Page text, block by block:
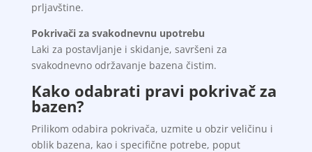
prljavštine.
Pokrivači za svakodnevnu upotrebu
Laki za postavljanje i skidanje, savršeni za
svakodnevno održavanje bazena čistim.
Kako odabrati pravi pokrivač za
bazen?
Prilikom odabira pokrivača, uzmite u obzir veličinu i
oblik bazena, kao i specifične potrebe, poput